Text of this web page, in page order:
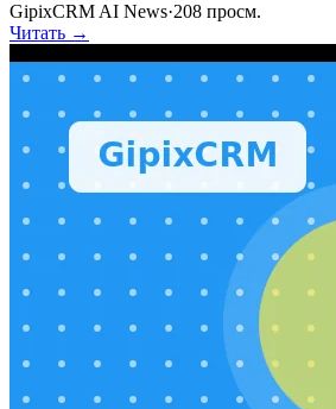
GipixCRM AI News·208 просм.
Читать →